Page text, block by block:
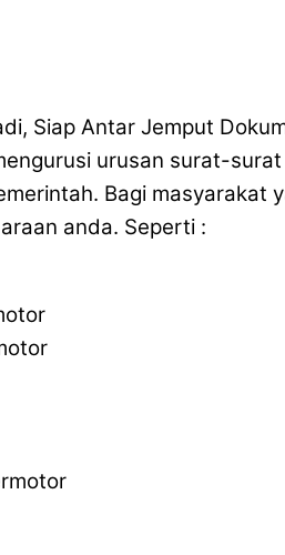
Siap Antar Jemput
urusan surat-
Bagi masyarakat
anda. Seperti :